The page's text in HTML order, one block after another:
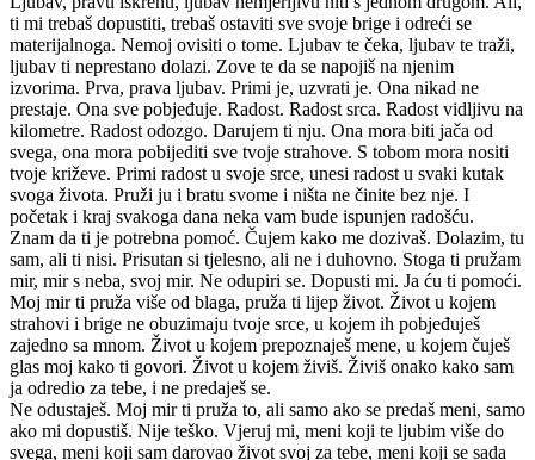
ti mi trebaš dopustiti, trebaš ostaviti sve svoje brige i odreći se
materijalnoga. Nemoj ovisiti o tome. Ljubav te čeka, ljubav te traži,
ljubav ti neprestano dolazi. Zove te da se napojiš na njenim
izvorima. Prva, prava ljubav. Primi je, uzvrati je. Ona nikad ne
prestaje. Ona sve pobjeđuje. Radost. Radost srca. Radost vidljivu na
kilometre. Radost odozgo. Darujem ti nju. Ona mora biti jača od
svega, ona mora pobijediti sve tvoje strahove. S tobom mora nositi
tvoje križeve. Primi radost u svoje srce, unesi radost u svaki kutak
svoga života. Pruži ju i bratu svome i ništa ne činite bez nje. I
početak i kraj svakoga dana neka vam bude ispunjen radošću.
Znam da ti je potrebna pomoć. Čujem kako me dozivaš. Dolazim, tu
sam, ali ti nisi. Prisutan si tjelesno, ali ne i duhovno. Stoga ti pružam
mir, mir s neba, svoj mir. Ne odupiri se. Dopusti mi. Ja ću ti pomoći.
Moj mir ti pruža više od blaga, pruža ti lijep život. Život u kojem
strahovi i brige ne obuzimaju tvoje srce, u kojem ih pobjeđuješ
zajedno sa mnom. Život u kojem prepoznaješ mene, u kojem čuješ
glas moj kako ti govori. Život u kojem živiš. Živiš onako kako sam
ja odredio za tebe, i ne predaješ se.
Ne odustaješ. Moj mir ti pruža to, ali samo ako se predaš meni, samo
ako mi dopustiš. Nije teško. Vjeruj mi, meni koji te ljubim više do
svega, meni koji sam darovao život svoj za tebe, meni koji se sada